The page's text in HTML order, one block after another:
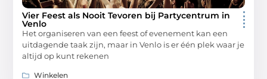
Vier Feest als Nooit Tevoren bij Partycentrum in
Venlo
Het organiseren van een feest of evenement kan een
uitdagende taak zijn, maar in Venlo is er één plek waar je
altijd op kunt rekenen
Winkelen